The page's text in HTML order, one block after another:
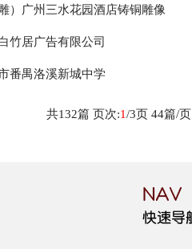
）广州三水花园酒店铸铜雕像
竹居广告有限公司
番禺洛溪新城中学
共132篇 页次:1/3页 44篇/页